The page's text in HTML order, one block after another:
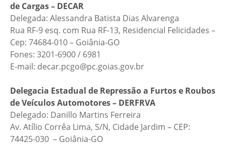
de Cargas – DECAR
Delegada: Alessandra Batista Dias Alvarenga
Rua RF-9 esq. com Rua RF-13, Residencial Felicidades –
Cep: 74684-010 – Goiânia-GO
Fones: 3201-6900 / 6981
E-mail: decar.pcgo@pc.goias.gov.br
Delegacia Estadual de Repressão a Furtos e Roubos
de Veículos Automotores – DERFRVA
Delegado: Danillo Martins Ferreira
Av. Atílio Corrêa Lima, S/N, Cidade Jardim – CEP:
74425-030 – Goiânia-GO